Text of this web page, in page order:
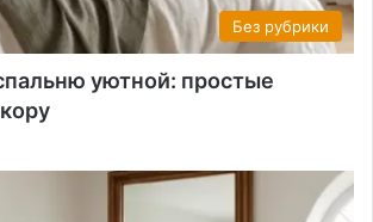
Без рубрики
уютной: простые